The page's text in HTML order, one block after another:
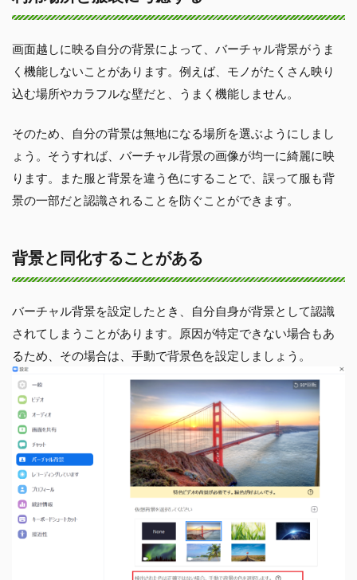
画面越しに映る自分の背景によって、バーチャル背景がうま
く機能しないことがあります。例えば、モノがたくさん映り
込む場所やカラフルな壁だと、うまく機能しません。
そのため、自分の背景は無地になる場所を選ぶようにしまし
ょう。そうすれば、バーチャル背景の画像が均一に綺麗に映
ります。また服と背景を違う色にすることで、誤って服も背
景の一部だと認識されることを防ぐことができます。
背景と同化することがある
バーチャル背景を設定したとき、自分自身が背景として認識
されてしまうことがあります。原因が特定できない場合もあ
るため、その場合は、手動で背景色を設定しましょう。